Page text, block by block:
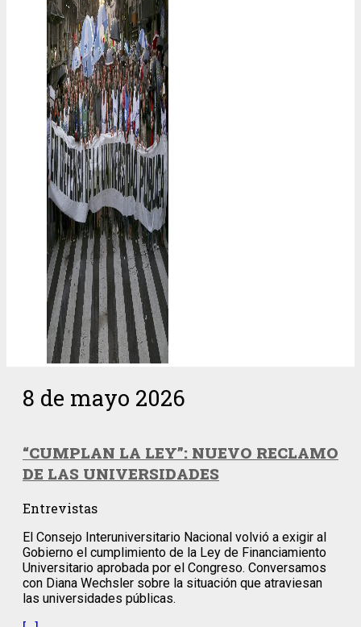
8 de mayo 2026
“CUMPLAN LA LEY”: NUEVO RECLAMO
DE LAS UNIVERSIDADES
Entrevistas
El Consejo Interuniversitario Nacional volvió a exigir al
Gobierno el cumplimiento de la Ley de Financiamiento
Universitario aprobada por el Congreso. Conversamos
con Diana Wechsler sobre la situación que atraviesan
las universidades públicas.